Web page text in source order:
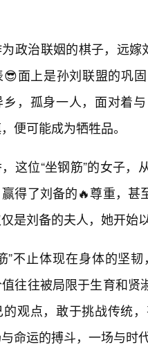
政治联姻的棋子，远
面上是孙刘联盟的巩
，孤身一人，面对着
便可能成为牺牲品。
这位“坐钢筋”的女子
得了刘备的🔥尊重，
是刘备的夫人，她开始
”不止体现在身体的坚
往往被局限于生育和
观点，敢于挑战传统
命运的搏斗，一场与时